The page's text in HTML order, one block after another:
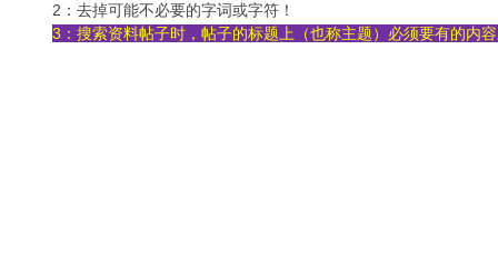
2：去掉可能不必要的字词或字符！
3：搜索资料帖子时，帖子的标题上（也称主题）必须要有的内